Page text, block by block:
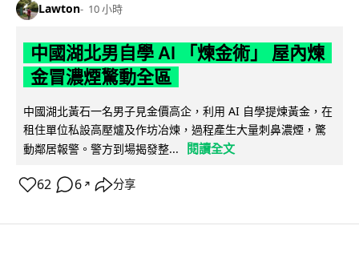
Lawton 10 小時
中國湖北男自學 AI 「煉金術」 屋內煉
金冒濃煙驚動全區
中國湖北黃石一名男子見金價高企，利用 AI 自學提煉黃金，在
租住單位私設高壓爐及作坊冶煉，過程產生大量刺鼻濃煙，驚
動鄰居報警。警方到場揭發整...
閱讀全文
62 6 ↗ 分享